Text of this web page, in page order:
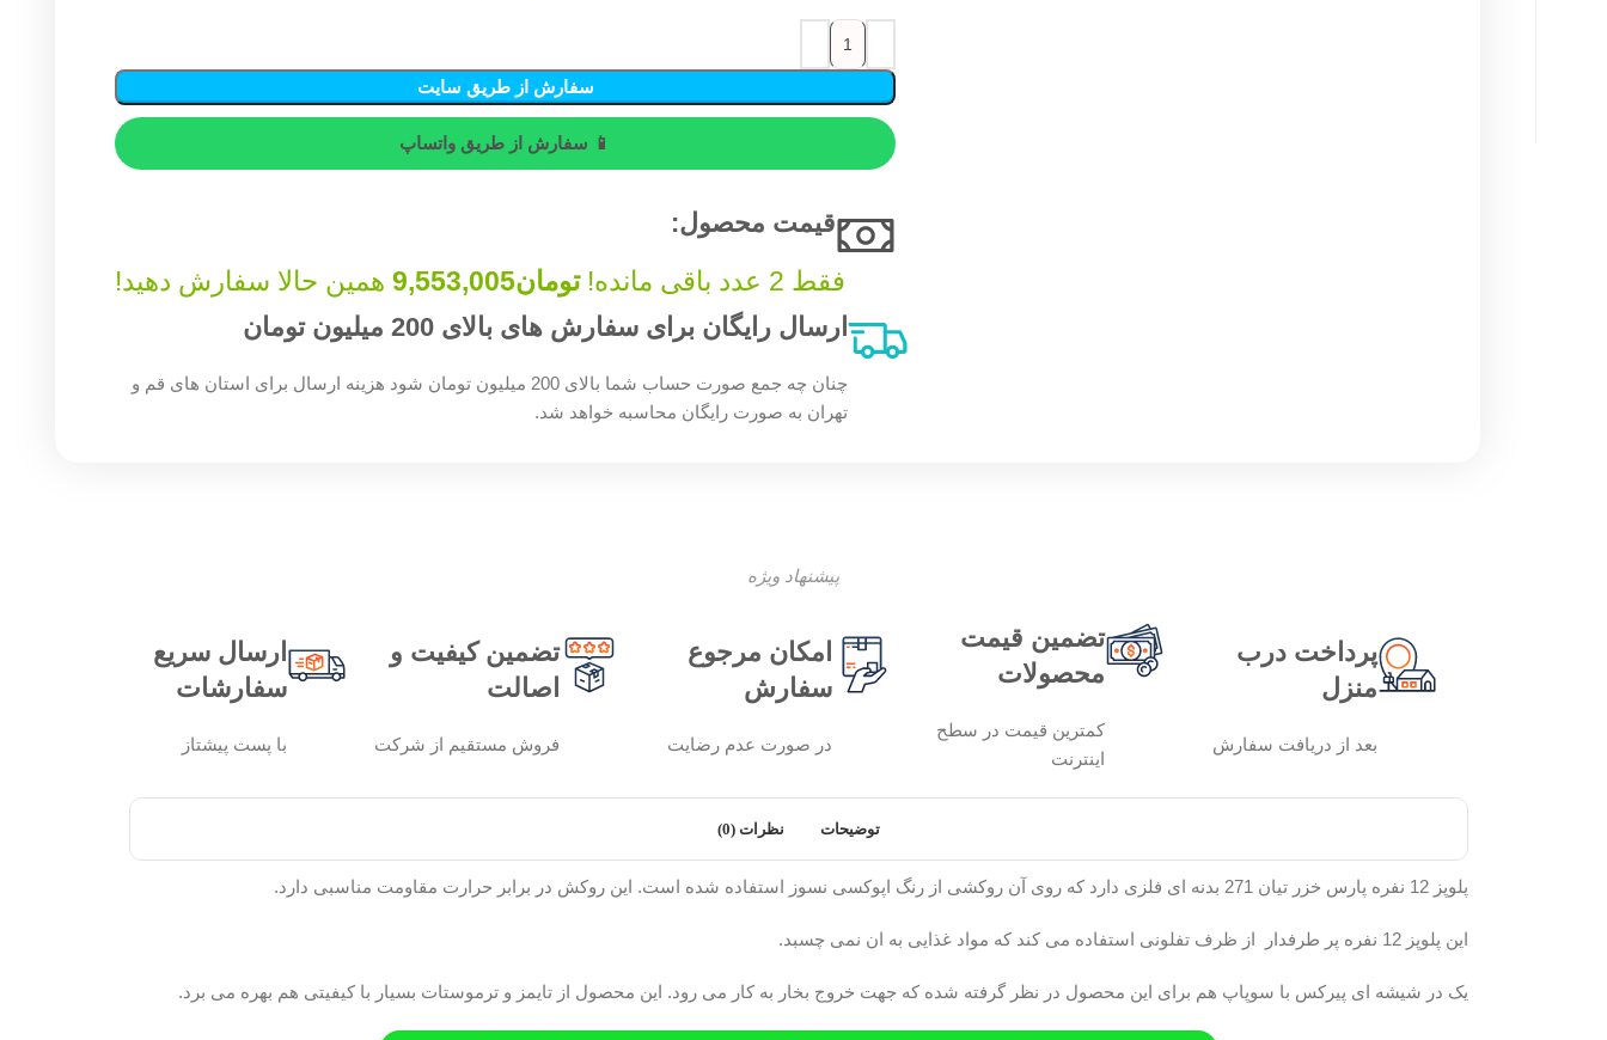
سفارش از طریق سایت
📱 سفارش از طریق واتساپ
قیمت محصول:​
فقط 2 عدد باقی مانده! تومان9,553,005همین حالا سفارش دهید!
ارسال رایگان برای سفارش های بالای 200 میلیون تومان
چنان چه جمع صورت حساب شما بالای 200 میلیون تومان شود هزینه ارسال برای استان های قم و
تهران به صورت رایگان محاسبه خواهد شد.
پیشنهاد ویژه
پرداخت درب
منزل
بعد از دریافت سفارش
تضمین قیمت
محصولات
کمترین قیمت در سطح
اینترنت
امکان مرجوع
سفارش
در صورت عدم رضایت
تضمین کیفیت و
اصالت
فروش مستقیم از شرکت
ارسال سریع
سفارشات
با پست پیشتاز
توضیحات نظرات (0)
پلوپز 12 نفره پارس خزر تیان 271 بدنه ای فلزی دارد که روی آن روکشی از رنگ اپوکسی نسوز استفاده شده است. این روکش در برابر حرارت مقاومت مناسبی دارد.
این پلوپز 12 نفره پر طرفدار از ظرف تفلونی استفاده می کند که مواد غذایی به ان نمی چسبد.
یک در شیشه ای پیرکس با سوپاپ هم برای این محصول در نظر گرفته شده که جهت خروج بخار به کار می رود. این محصول از تایمز و ترموستات بسیار با کیفیتی هم بهره می برد.